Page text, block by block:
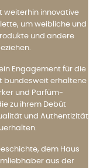
weiterhin innovative
um weibliche und
und andere
Engagement für die
bundesweit erhaltene
und Parfüm-
zu ihrem Debüt
und Authentizität
dem Haus
aus der